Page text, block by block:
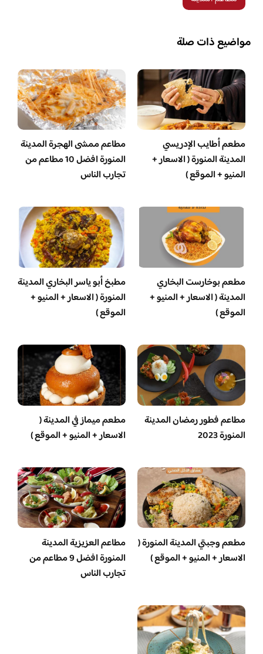
مواضيع ذات صلة
مطعم أطايب الإدريسي
المدينة المنورة ( الاسعار +
المنيو + الموقع )
مطاعم ممشى الهجرة المدينة
المنورة افضل 10 مطاعم من
تجارب الناس
مطعم بوخارست البخاري
المدينة ( الاسعار + المنيو +
الموقع )
مطبخ أبو ياسر البخاري المدينة
المنورة ( الاسعار + المنيو +
الموقع )
مطاعم فطور رمضان المدينة
المنورة 2023
مطعم ميماز في المدينة (
الاسعار + المنيو + الموقع )
مطعم وجبتي المدينة المنورة (
الاسعار + المنيو + الموقع )
مطاعم العزيزية المدينة
المنورة افضل 9 مطاعم من
تجارب الناس